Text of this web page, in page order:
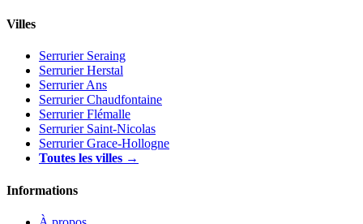
Villes
Serrurier Seraing
Serrurier Herstal
Serrurier Ans
Serrurier Chaudfontaine
Serrurier Flémalle
Serrurier Saint-Nicolas
Serrurier Grace-Hollogne
Toutes les villes →
Informations